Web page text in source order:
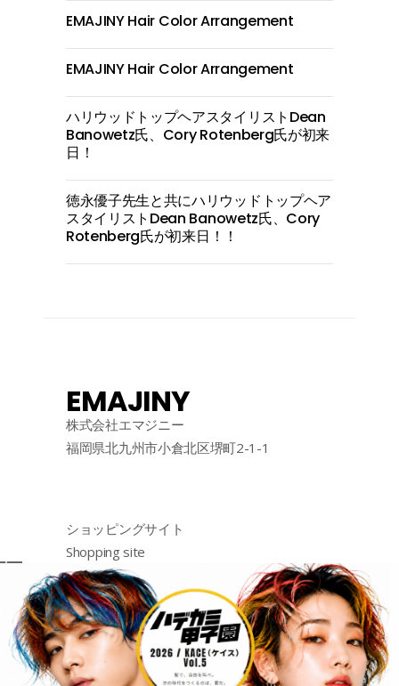
EMAJINY Hair Color Arrangement
EMAJINY Hair Color Arrangement
ハリウッドトップヘアスタイリストDean
Banowetz氏、Cory Rotenberg氏が初来
日！
徳永優子先生と共にハリウッドトップヘア
スタイリストDean Banowetz氏、Cory
Rotenberg氏が初来日！！
EMAJINY
株式会社エマジニー
福岡県北九州市小倉北区堺町2-1-1
ショッピングサイト
Shopping site
购物网站
http://emajiny.jp